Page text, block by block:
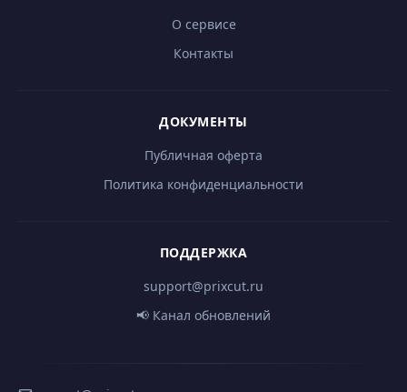
О сервисе
Контакты
ДОКУМЕНТЫ
Публичная оферта
Политика конфиденциальности
ПОДДЕРЖКА
support@prixcut.ru
📢 Канал обновлений